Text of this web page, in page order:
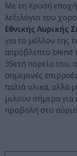
Με τη Χρυσή εποχή
λεξιλόγιο του
Εθνικής Λυρικής
για το μέλλον της
απρόβλεπτο blend
35ετή πορεία του,
σημερινές
παλιά υλικά, αλλά
μιλούν σήμερα
προβολή στο